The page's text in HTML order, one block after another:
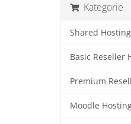
Kategorie
Shared Hosting
Basic Reseller
Premium
Moodle